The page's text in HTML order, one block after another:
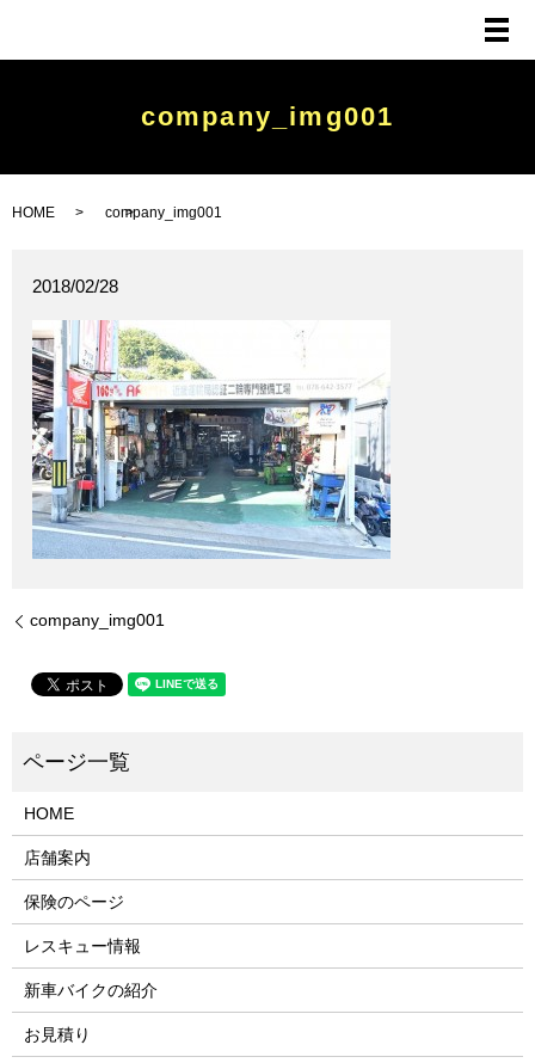
メ
company_img001
HOME company_img001
2018/02/28
company_img001
HOME
店舗案内
保険のページ
レスキュー情報
新車バイクの紹介
お見積り